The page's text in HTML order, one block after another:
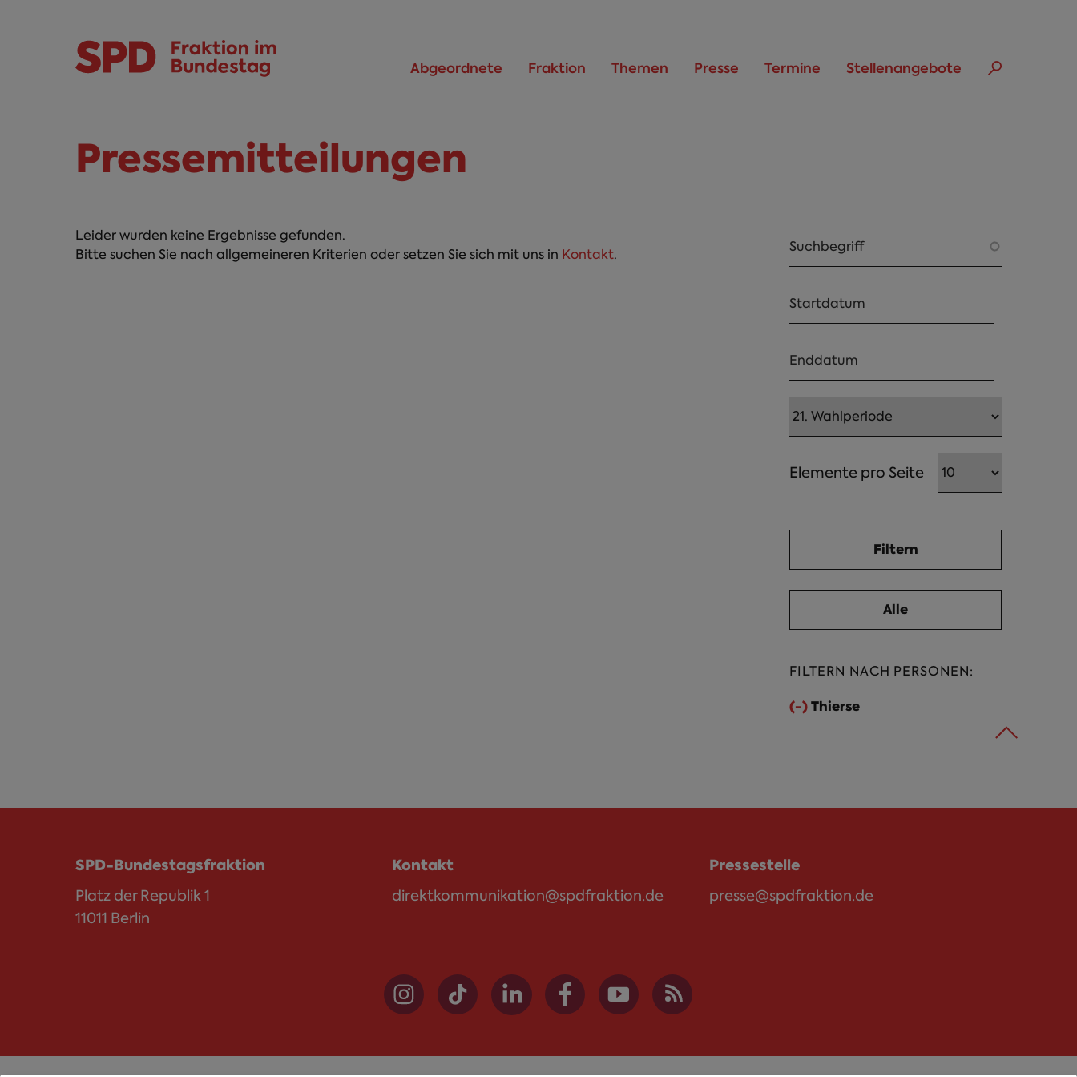
Abgeordnete Fraktion Themen Presse Termine Stellenangebote
Pressemitteilungen
Leider wurden keine Ergebnisse gefunden.
Bitte suchen Sie nach allgemeineren Kriterien oder setzen Sie sich mit uns in Kontakt.
Elemente pro Seite
FILTERN NACH PERSONEN:
(-)Thierse-Filter entfernen
Thierse
SPD-Bundestagsfraktion
Platz der Republik 1
11011 Berlin
Kontakt
direktkommunikation@spdfraktion.de
Pressestelle
presse@spdfraktion.de